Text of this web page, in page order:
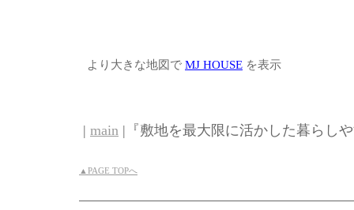
より大きな地図で MJ HOUSE を表示
| main |『敷地を最大限に活かした暮らし
▲PAGE TOPへ